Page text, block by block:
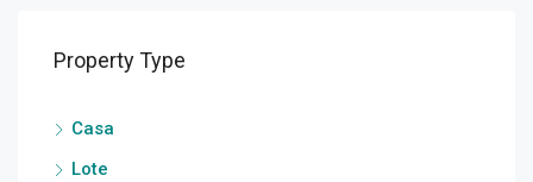
Property Type
Casa
Lote